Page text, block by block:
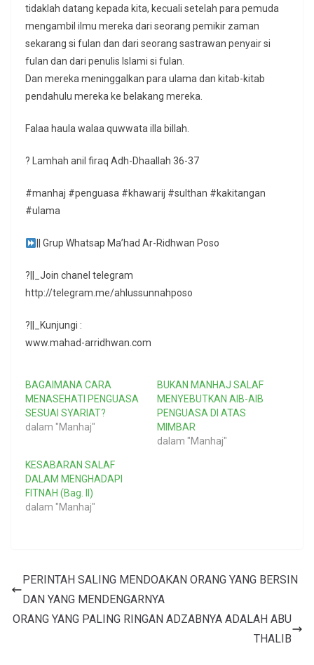
tidaklah datang kepada kita, kecuali setelah para pemuda
mengambil ilmu mereka dari seorang pemikir zaman
sekarang si fulan dan dari seorang sastrawan penyair si
fulan dan dari penulis Islami si fulan.
Dan mereka meninggalkan para ulama dan kitab-kitab
pendahulu mereka ke belakang mereka.
Falaa haula walaa quwwata illa billah.
? Lamhah anil firaq Adh-Dhaallah 36-37
#manhaj #penguasa #khawarij #sulthan #kakitangan
#ulama
|| Grup Whatsap Ma’had Ar-Ridhwan Poso
?||_Join chanel telegram
http://telegram.me/ahlussunnahposo
?||_Kunjungi :
www.mahad-arridhwan.com
BAGAIMANA CARA
MENASEHATI PENGUASA
SESUAI SYARIAT?
dalam "Manhaj"
BUKAN MANHAJ SALAF
MENYEBUTKAN AIB-AIB
PENGUASA DI ATAS
MIMBAR
dalam "Manhaj"
KESABARAN SALAF
DALAM MENGHADAPI
FITNAH (Bag. II)
dalam "Manhaj"
PERINTAH SALING MENDOAKAN ORANG YANG BERSIN
DAN YANG MENDENGARNYA
ORANG YANG PALING RINGAN ADZABNYA ADALAH ABU
THALIB